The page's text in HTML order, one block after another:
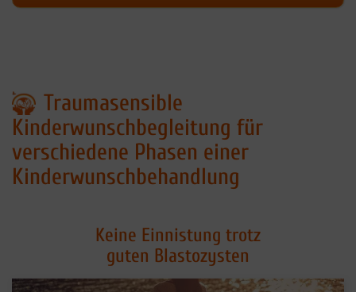
Traumasensible
Kinderwunschbegleitung für
verschiedene Phasen einer
Kinderwunschbehandlung
Keine Einnistung trotz
guten Blastozysten